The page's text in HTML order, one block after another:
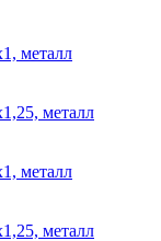
металл
металл
металл
металл